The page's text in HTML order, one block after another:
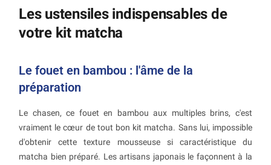
Les ustensiles indispensables de
votre kit matcha
Le fouet en bambou : l'âme de la
préparation
Le chasen, ce fouet en bambou aux multiples brins, c'est
vraiment le cœur de tout bon kit matcha. Sans lui, impossible
d'obtenir cette texture mousseuse si caractéristique du
matcha bien préparé. Les artisans japonais le façonnent à la